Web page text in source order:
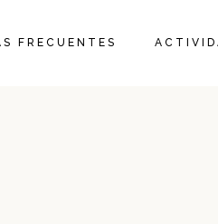
FRECUENTES